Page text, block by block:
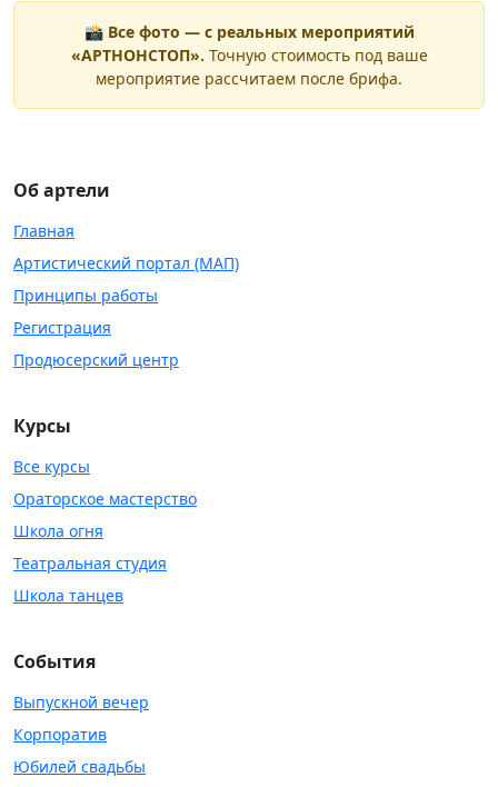
📸 Все фото — с реальных мероприятий
«АРТНОНСТОП». Точную стоимость под ваше
мероприятие рассчитаем после брифа.
Об артели
Главная
Артистический портал (МАП)
Принципы работы
Регистрация
Продюсерский центр
Курсы
Все курсы
Ораторское мастерство
Школа огня
Театральная студия
Школа танцев
События
Выпускной вечер
Корпоратив
Юбилей свадьбы